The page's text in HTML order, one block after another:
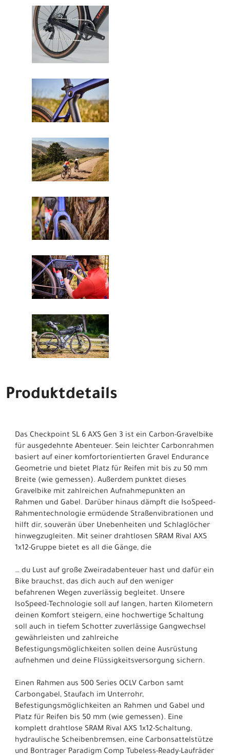
Produktdetails
Das Checkpoint SL 6 AXS Gen 3 ist ein Carbon-Gravelbike
für ausgedehnte Abenteuer. Sein leichter Carbonrahmen
basiert auf einer komfortorientierten Gravel Endurance
Geometrie und bietet Platz für Reifen mit bis zu 50 mm
Breite (wie gemessen). Außerdem punktet dieses
Gravelbike mit zahlreichen Aufnahmepunkten an
Rahmen und Gabel. Darüber hinaus dämpft die IsoSpeed-
Rahmentechnologie ermüdende Straßenvibrationen und
hilft dir, souverän über Unebenheiten und Schlaglöcher
hinwegzugleiten. Mit seiner drahtlosen SRAM Rival AXS
1x12-Gruppe bietet es all die Gänge, die
… du Lust auf große Zweiradabenteuer hast und dafür ein
Bike brauchst, das dich auch auf den weniger
befahrenen Wegen zuverlässig begleitet. Unsere
IsoSpeed-Technologie soll auf langen, harten Kilometern
deinen Komfort steigern, eine hochwertige Schaltung
soll auch in tiefem Schotter zuverlässige Gangwechsel
gewährleisten und zahlreiche
Befestigungsmöglichkeiten sollen deine Ausrüstung
aufnehmen und deine Flüssigkeitsversorgung sichern.
Einen Rahmen aus 500 Series OCLV Carbon samt
Carbongabel, Staufach im Unterrohr,
Befestigungsmöglichkeiten an Rahmen und Gabel und
Platz für Reifen bis 50 mm (wie gemessen). Eine
komplett drahtlose SRAM Rival AXS 1x12-Schaltung,
hydraulische Scheibenbremsen, eine Carbonsattelstütze
und Bontrager Paradigm Comp Tubeless-Ready-Laufräder